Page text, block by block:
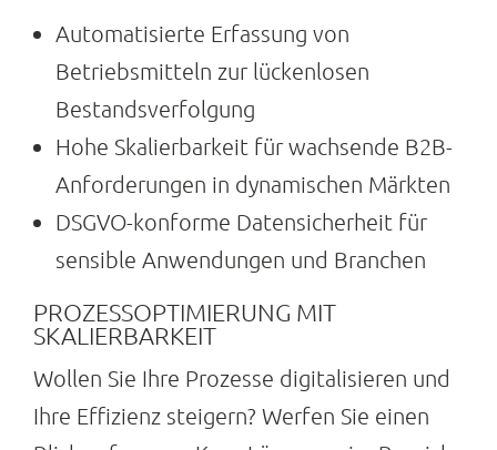
Automatisierte Erfassung von
Betriebsmitteln zur lückenlosen
Bestandsverfolgung
Hohe Skalierbarkeit für wachsende B2B-
Anforderungen in dynamischen Märkten
DSGVO-konforme Datensicherheit für
sensible Anwendungen und Branchen
PROZESSOPTIMIERUNG MIT
SKALIERBARKEIT
Wollen Sie Ihre Prozesse digitalisieren und
Ihre Effizienz steigern? Werfen Sie einen